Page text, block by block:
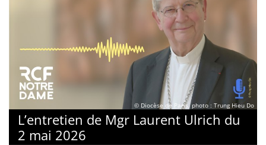
© Diocèse de Paris, photo : Trung Hieu Do
L’entretien de Mgr Laurent Ulrich du
2 mai 2026